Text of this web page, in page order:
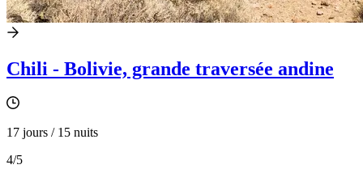
Chili - Bolivie, grande traversée andine
17 jours / 15 nuits
4/5